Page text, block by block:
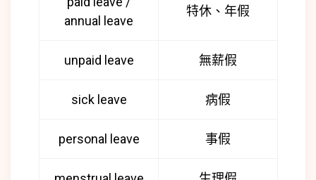
annual leave
特休、年假
unpaid leave 無薪假
sick leave 病假
personal leave 事假